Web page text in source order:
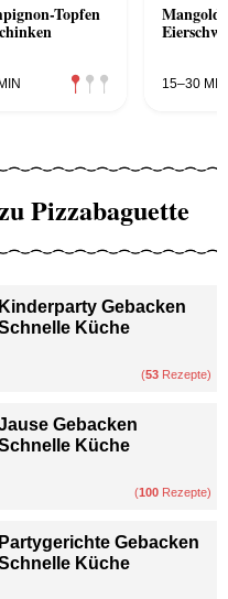
Topfen
15–30 MIN
Pizzabaguette
Kinderparty Gebacken
Küche
(53 Rezepte)
Gebacken
Küche
(100 Rezepte)
Partygerichte Gebacken
Küche